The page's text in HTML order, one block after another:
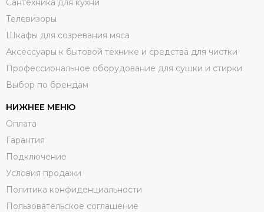
Сантехника для кухни
Телевизоры
Шкафы для созревания мяса
Аксессуары к бытовой технике и средства для чистки
Профессиональное оборудование для сушки и стирки
Выбор по брендам
НИЖНЕЕ МЕНЮ
Оплата
Гарантия
Подключение
Условия продажи
Политика конфиденциальности
Пользовательское соглашение